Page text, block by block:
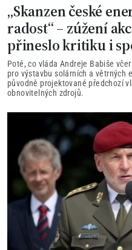
„Skanzen české
radost“ – zúžení
přineslo kritiku i
Poté, co vláda Andreje Babiše
pro výstavbu solárních a větrných
původně projektované předchozí
obnovitelných zdrojů.